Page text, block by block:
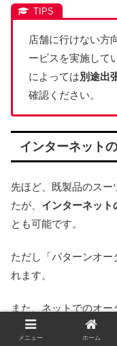
店舗に行けない方
ービスを実施して
によっては別途出
確認ください。
インターネット
先ほど、既製品のス
たが、 インターネット
とも可能です。
ただし「パターンオ
れます。
また、ネットでのオ
店舗で採寸した2回目
メニュー ホーム